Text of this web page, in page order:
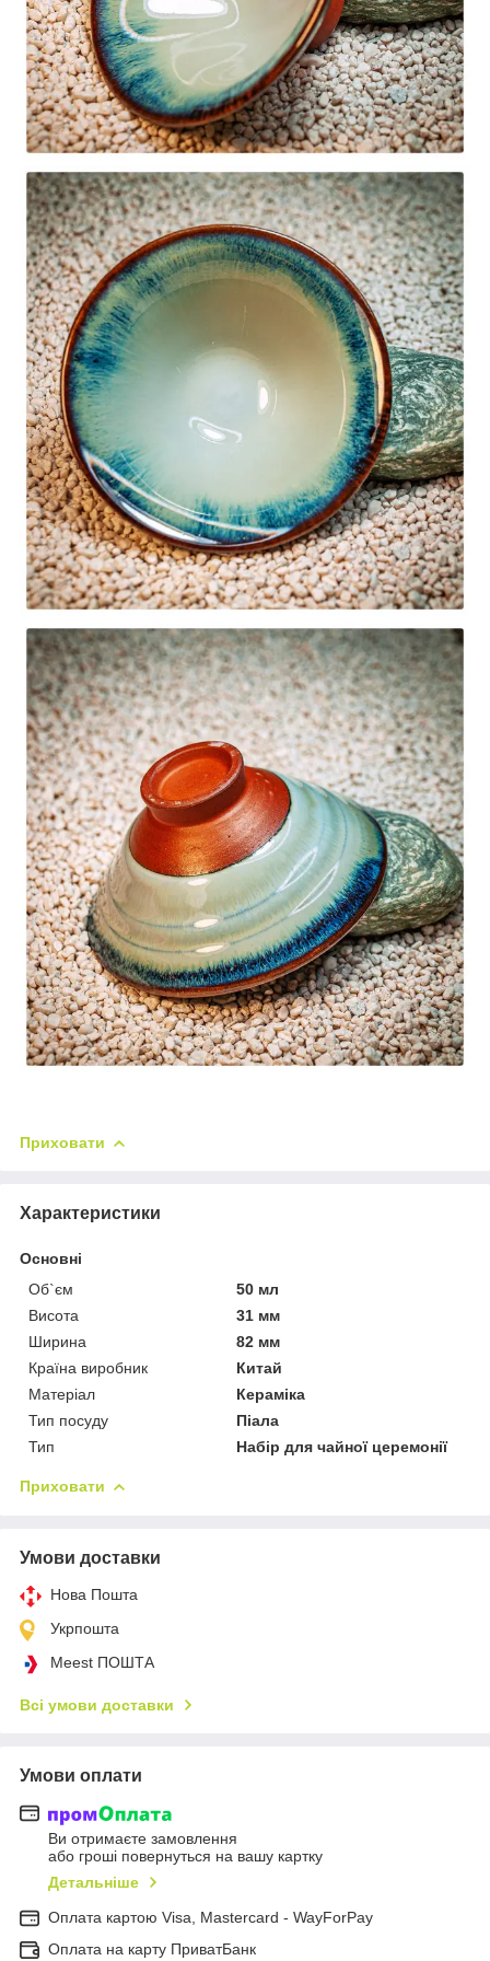
Приховати
Характеристики
Основні
Об`єм
50 мл
Висота
31 мм
Ширина
82 мм
Країна виробник
Китай
Матеріал
Кераміка
Тип посуду
Піала
Тип
Набір для чайної церемонії
Приховати
Умови доставки
Нова Пошта
Укрпошта
Meest ПОШТА
Всі умови доставки
Умови оплати
Ви отримаєте замовлення
або гроші повернуться на вашу картку
Детальніше
Оплата картою Visa, Mastercard - WayForPay
Оплата на карту ПриватБанк